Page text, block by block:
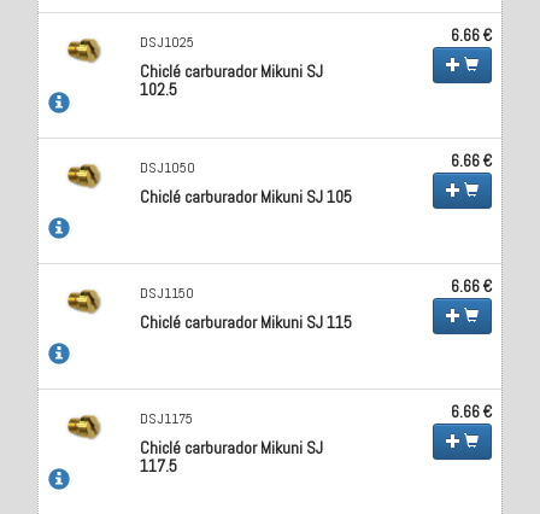
DSJ1025
Chiclé carburador Mikuni SJ
102.5
6.66 €
DSJ1050
Chiclé carburador Mikuni SJ 105
6.66 €
DSJ1150
Chiclé carburador Mikuni SJ 115
6.66 €
DSJ1175
Chiclé carburador Mikuni SJ
117.5
6.66 €